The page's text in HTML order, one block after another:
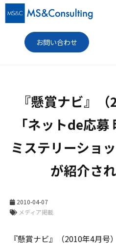
お問い合わせ
セミナー
導入事例
コラム
『懸賞ナビ』
「ネットde応
ミステリーショ
が紹介さ
2010-04-07
メディア掲載
『懸賞ナビ』（2010年4月